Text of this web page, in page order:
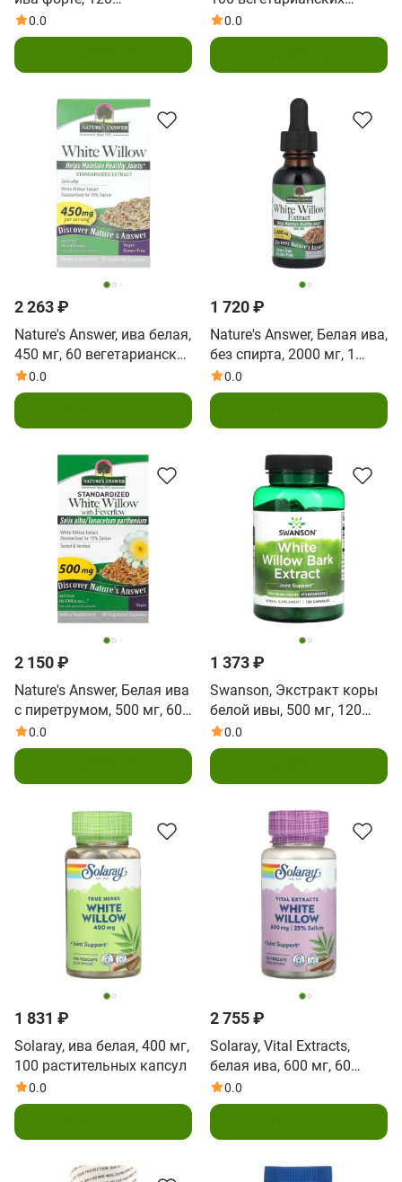
вегетарианских капсул
0.0
капсул
0.0
2 263 ₽
Nature's Answer, ива белая,
450 мг, 60 вегетарианских
капсул
0.0
1 720 ₽
Nature's Answer, Белая ива,
без спирта, 2000 мг, 1
жидкая унция (30 мл)
0.0
2 150 ₽
Nature's Answer, Белая ива
с пиретрумом, 500 мг, 60
растительных капсул
0.0
1 373 ₽
Swanson, Экстракт коры
белой ивы, 500 мг, 120
капсул
0.0
1 831 ₽
Solaray, ива белая, 400 мг,
100 растительных капсул
0.0
2 755 ₽
Solaray, Vital Extracts,
белая ива, 600 мг, 60
растительных капсул
0.0